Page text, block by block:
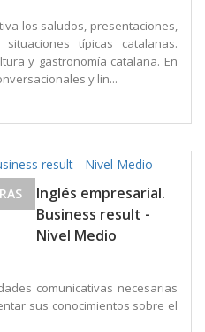
los saludos, presentaciones,
típicas catalanas.
y gastronomía catalana. En
y lin...
Inglés empresarial.
Business result -
Nivel Medio
comunicativas necesarias
sus conocimientos sobre el